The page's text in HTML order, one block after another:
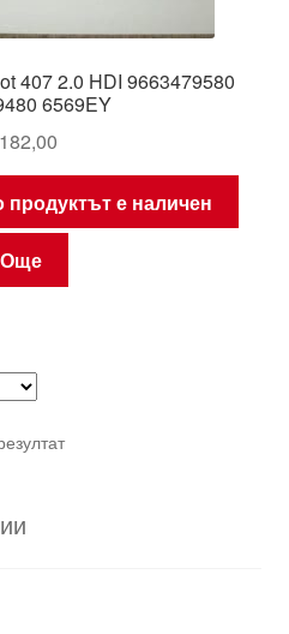
407 2.0 HDI 9663479580
6569EY
182,00
продуктът е наличен
Още